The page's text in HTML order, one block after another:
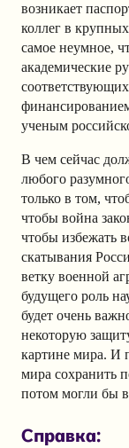
возникает
коллег в
самое неумное,
академические
ученым
В чем сейчас
любого
только в том,
чтобы война
чтобы избежать
скатывания
ветку военной
будущего роль
будет очень
некоторую
картине мира. И
мира сохранить
потом могли бы
Справка: